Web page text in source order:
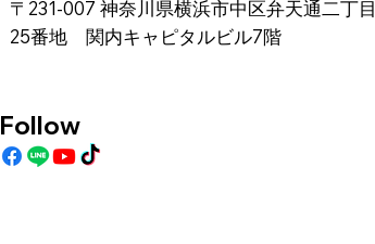
〒231-007 神奈川県横浜市中区弁天通二丁目
25番地 関内キャピタルビル7階
Follow